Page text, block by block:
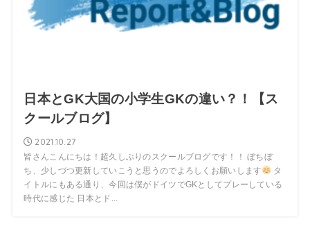
日本とGK大国の小学生GKの違い？！【ス
クールブログ】
2021.10.27
皆さんこんにちは！超久しぶりのスクールブログです！！ ぼちぼ
ち、少しづつ更新していこうと思うのでよろしくお願いします
タ
イトルにもある通り、今回は僕がドイツでGKとしてプレーしている
時代に感じた 日本とド...